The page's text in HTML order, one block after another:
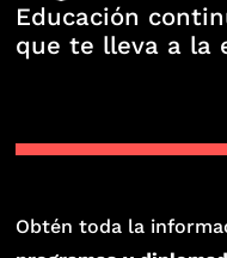
Educación
que te lleva a la
Obtén toda la